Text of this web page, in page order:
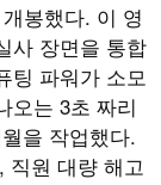
봉했다. 이 영
사 장면을 통합
팅 파워가 소모
오는 3초 짜리
을 작업했다.
직원 대량 해고